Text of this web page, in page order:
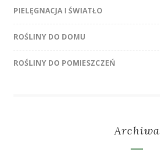
PIELĘGNACJA I ŚWIATŁO
ROŚLINY DO DOMU
ROŚLINY DO POMIESZCZEŃ
Archiwa